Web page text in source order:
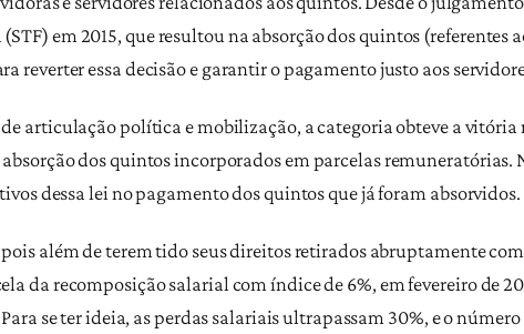
em 2015, que resultou na absorção dos quintos (referentes
reverter essa decisão e garantir o pagamento justo aos
articulação política e mobilização, a categoria obteve a vitória
dos quintos incorporados em parcelas remuneratórias.
dessa lei no pagamento dos quintos que já foram absorvidos.
além de terem tido seus direitos retirados abruptamente
da recomposição salarial com índice de 6%, em fevereiro de
se ter ideia, as perdas salariais ultrapassam 30%, e o